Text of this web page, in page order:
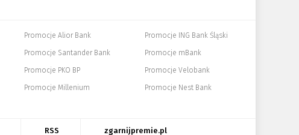
Promocje Alior Bank
Promocje Santander Bank
Promocje PKO BP
Promocje Millenium
Promocje ING Bank Śląski
Promocje mBank
Promocje Velobank
Promocje Nest Bank
RSS zgarnijpremie.pl